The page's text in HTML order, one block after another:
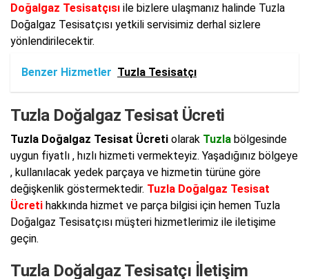
Doğalgaz Tesisatçısı ile bizlere ulaşmanız halinde Tuzla
Doğalgaz Tesisatçısı yetkili servisimiz derhal sizlere
yönlendirilecektir.
Benzer Hizmetler Tuzla Tesisatçı
Tuzla Doğalgaz Tesisat Ücreti
Tuzla Doğalgaz Tesisat Ücreti olarak Tuzla bölgesinde
uygun fiyatlı , hızlı hizmeti vermekteyiz. Yaşadığınız bölgeye
, kullanılacak yedek parçaya ve hizmetin türüne göre
değişkenlik göstermektedir. Tuzla Doğalgaz Tesisat
Ücreti hakkında hizmet ve parça bilgisi için hemen Tuzla
Doğalgaz Tesisatçısı müşteri hizmetlerimiz ile iletişime
geçin.
Tuzla Doğalgaz Tesisatçı İletişim